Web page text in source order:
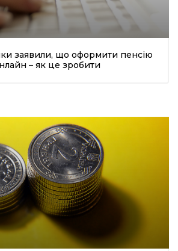
заявили, що оформити пенсію
– як це зробити